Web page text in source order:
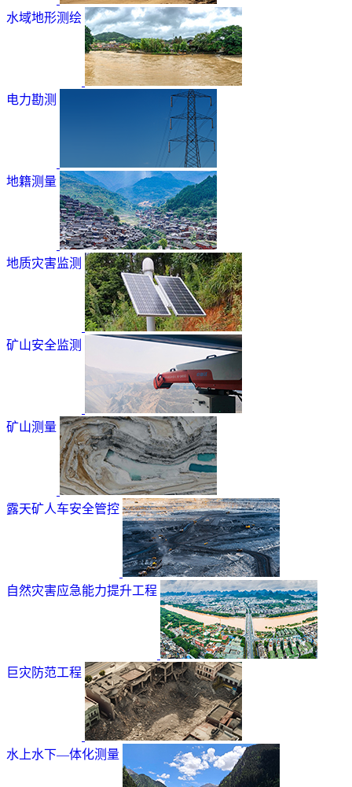
水域地形测绘
电力勘测
地籍测量
地质灾害监测
矿山安全监测
矿山测量
露天矿人车安全管控
自然灾害应急能力提升工程
巨灾防范工程
水上水下—体化测量